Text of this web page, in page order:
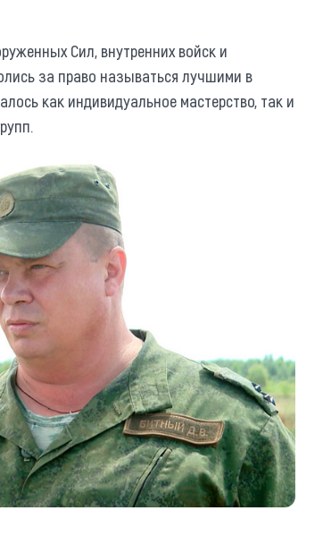
Сил, внутренних войск и
за право называться лучшими в
как индивидуальное мастерство, так и